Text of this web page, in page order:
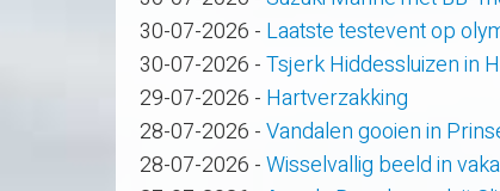
30-07-2026 - Laatste testevent op
30-07-2026 -Tsjerk Hiddessluizen in
29-07-2026 - Hartverzakking
28-07-2026 -Vandalen gooien in
28-07-2026 -Wisselvallig beeld in